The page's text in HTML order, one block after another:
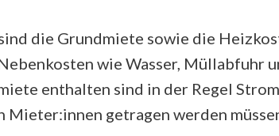
die Grundmiete sowie die
wie Wasser, Müllabfuhr
enthalten sind in der Regel
Mieter:innen getragen werden